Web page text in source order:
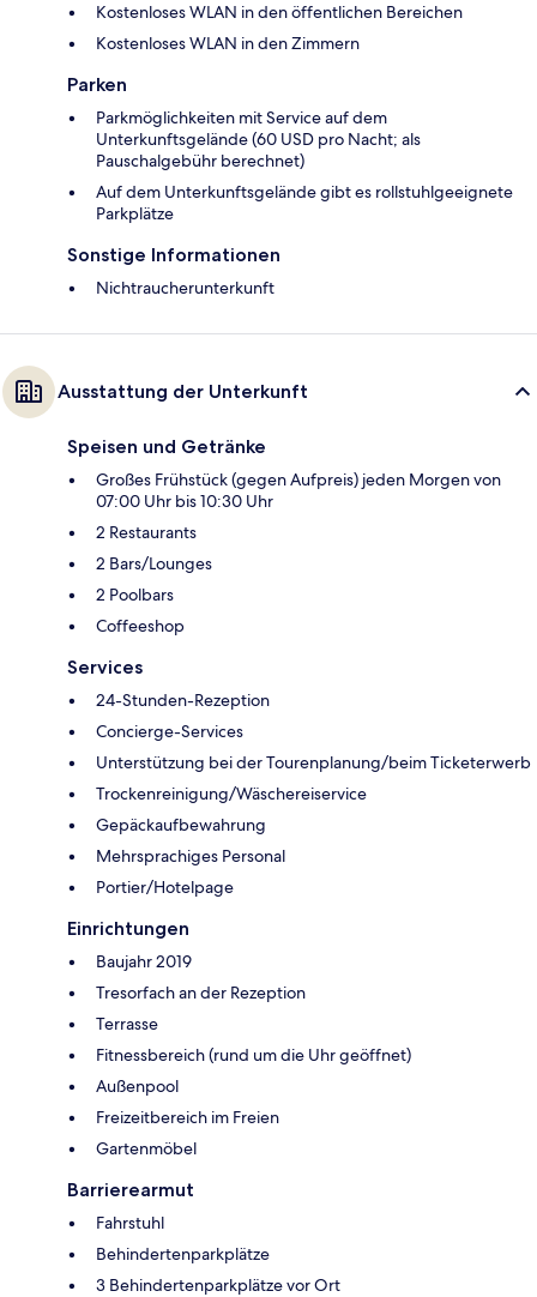
Kostenloses WLAN in den öffentlichen Bereichen
Kostenloses WLAN in den Zimmern
Parken
Parkmöglichkeiten mit Service auf dem
Unterkunftsgelände (60 USD pro Nacht; als
Pauschalgebühr berechnet)
Auf dem Unterkunftsgelände gibt es rollstuhlgeeignete
Parkplätze
Sonstige Informationen
Nichtraucherunterkunft
Ausstattung der Unterkunft
Speisen und Getränke
Großes Frühstück (gegen Aufpreis) jeden Morgen von
07:00 Uhr bis 10:30 Uhr
2 Restaurants
2 Bars/Lounges
2 Poolbars
Coffeeshop
Services
24-Stunden-Rezeption
Concierge-Services
Unterstützung bei der Tourenplanung/beim Ticketerwerb
Trockenreinigung/Wäschereiservice
Gepäckaufbewahrung
Mehrsprachiges Personal
Portier/Hotelpage
Einrichtungen
Baujahr 2019
Tresorfach an der Rezeption
Terrasse
Fitnessbereich (rund um die Uhr geöffnet)
Außenpool
Freizeitbereich im Freien
Gartenmöbel
Barrierearmut
Fahrstuhl
Behindertenparkplätze
3 Behindertenparkplätze vor Ort